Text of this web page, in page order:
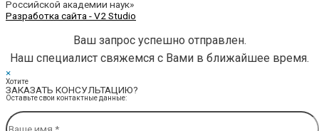
Российской академии наук»
Разработка сайта - V2 Studio
Ваш запрос успешно отправлен.
Наш специалист свяжемся с Вами в ближайшее время.
×
Хотите
ЗАКАЗАТЬ КОНСУЛЬТАЦИЮ?
Оставьте свои контактные данные: